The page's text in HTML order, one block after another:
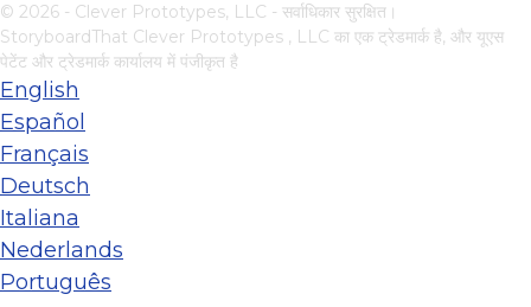
© 2026 - Clever Prototypes, LLC - सर्वाधिकार सुरक्षित।
StoryboardThat Clever Prototypes , LLC का एक ट्रेडमार्क है, और यूएस
पेटेंट और ट्रेडमार्क कार्यालय में पंजीकृत है
English
Español
Français
Deutsch
Italiana
Nederlands
Português